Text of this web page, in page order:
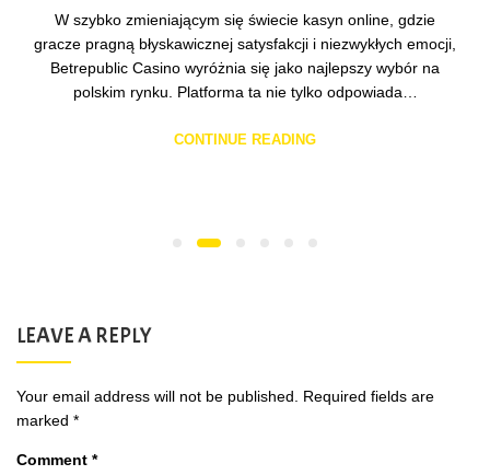
W szybko zmieniającym się świecie kasyn online, gdzie
gracze pragną błyskawicznej satysfakcji i niezwykłych emocji,
Betrepublic Casino wyróżnia się jako najlepszy wybór na
polskim rynku. Platforma ta nie tylko odpowiada…
CONTINUE READING
LEAVE A REPLY
Your email address will not be published.
Required fields are
marked *
Comment *